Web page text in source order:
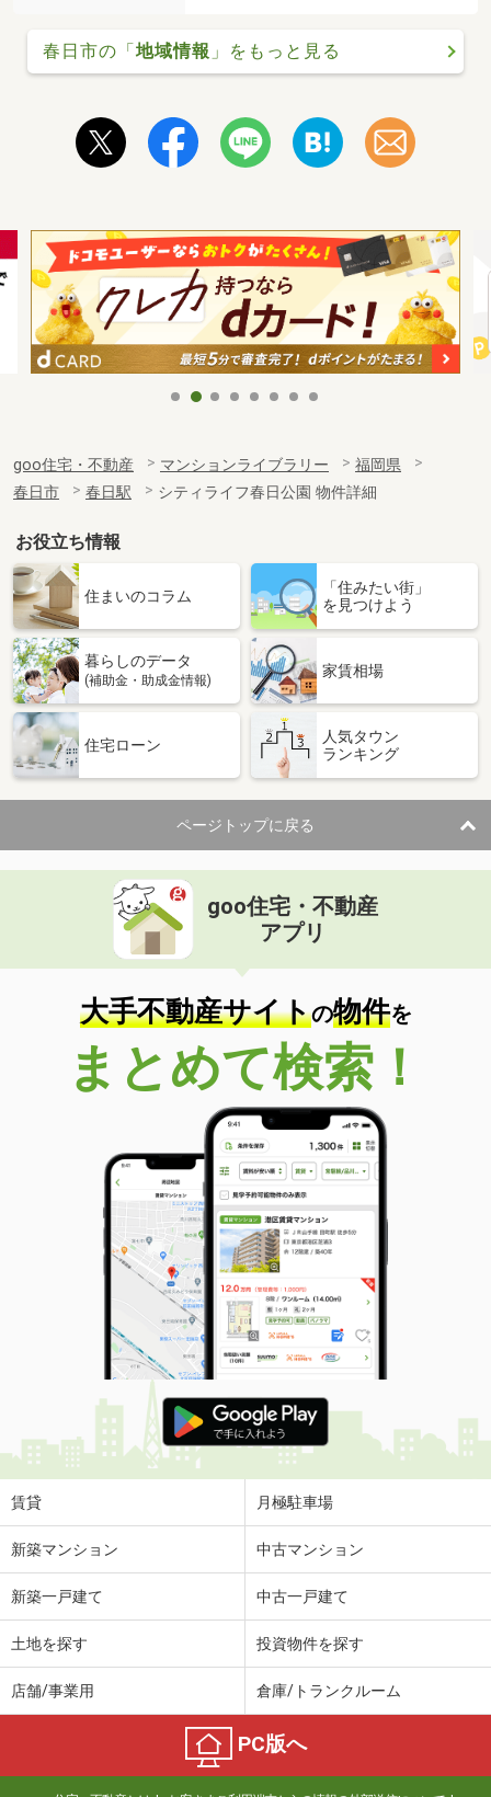
春日市の「地域情報 」をもっと見る
goo住宅・不動産 マンションライブラリー
福岡県
春日市
春日駅 シティライフ春日公園 物件詳細
お役立ち情報
住まいのコラム
「住みたい街」
を見つけよう
暮らしのデータ
(補助金・助成金情報)
家賃相場
住宅ローン
人気タウン
ランキング
ページトップに戻る
goo住宅・不動産
アプリ
大手不動産サイトの物件を
まとめて検索！
賃貸 月極駐車場
新築マンション 中古マンション
新築一戸建て 中古一戸建て
土地を探す 投資物件を探す
店舗/事業用 倉庫/トランクルーム
PC版へ